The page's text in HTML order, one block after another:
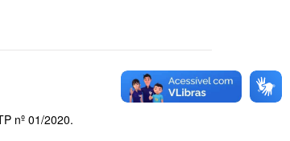
nº 01/2020.